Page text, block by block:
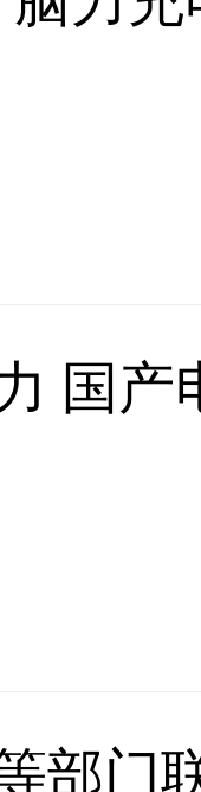
国产
部门